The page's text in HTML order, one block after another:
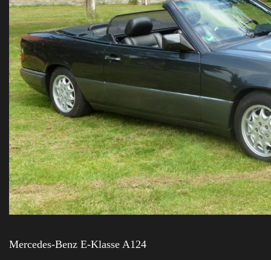
Mercedes-Benz E-Klasse A124